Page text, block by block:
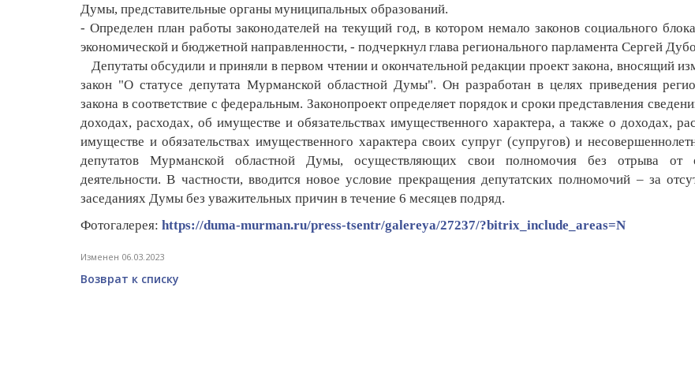
Думы, представительные органы муниципальных образований.
- Определен план работы законодателей на текущий год, в котором немало законов социального
экономической и бюджетной направленности, - подчеркнул глава регионального парламента Сергей
Депутаты обсудили и приняли в первом чтении и окончательной редакции проект закона, вносящий
закон "О статусе депутата Мурманской областной Думы". Он разработан в целях приведения
закона в соответствие с федеральным. Законопроект определяет порядок и сроки представления
доходах, расходах, об имуществе и обязательствах имущественного характера, а также о доходах,
имуществе и обязательствах имущественного характера своих супруг (супругов) и
депутатов Мурманской областной Думы, осуществляющих свои полномочия без отрыва от
деятельности. В частности, вводится новое условие прекращения депутатских полномочий – за
заседаниях Думы без уважительных причин в течение 6 месяцев подряд.
Фотогалерея: https://duma-murman.ru/press-tsentr/galereya/27237/?bitrix_include_areas=N
Изменен 06.03.2023
Возврат к списку